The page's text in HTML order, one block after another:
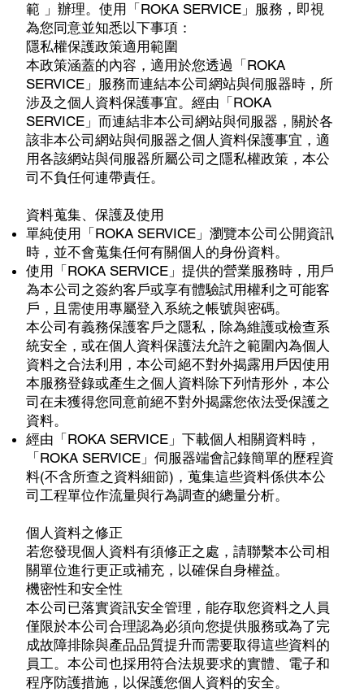
範 」辦理。使用「ROKA SERVICE」服務，即視
為您同意並知悉以下事項：
隱私權保護政策適用範圍
本政策涵蓋的內容，適用於您透過「ROKA
SERVICE」服務而連結本公司網站與伺服器時，所
涉及之個人資料保護事宜。經由「ROKA
SERVICE」而連結非本公司網站與伺服器，關於各
該非本公司網站與伺服器之個人資料保護事宜，適
用各該網站與伺服器所屬公司之隱私權政策，本公
司不負任何連帶責任。
資料蒐集、保護及使用
單純使用「ROKA SERVICE」瀏覽本公司公開資訊
時，並不會蒐集任何有關個人的身份資料。
使用「ROKA SERVICE」提供的營業服務時，用戶
為本公司之簽約客戶或享有體驗試用權利之可能客
戶，且需使用專屬登入系統之帳號與密碼。
本公司有義務保護客戶之隱私，除為維護或檢查系
統安全，或在個人資料保護法允許之範圍內為個人
資料之合法利用，本公司絕不對外揭露用戶因使用
本服務登錄或產生之個人資料除下列情形外，本公
司在未獲得您同意前絕不對外揭露您依法受保護之
資料。
經由「ROKA SERVICE」下載個人相關資料時，
「ROKA SERVICE」伺服器端會記錄簡單的歷程資
料(不含所查之資料細節)，蒐集這些資料係供本公
司工程單位作流量與行為調查的總量分析。
個人資料之修正
若您發現個人資料有須修正之處，請聯繫本公司相
關單位進行更正或補充，以確保自身權益。
機密性和安全性
本公司已落實資訊安全管理，能存取您資料之人員
僅限於本公司合理認為必須向您提供服務或為了完
成故障排除與產品品質提升而需要取得這些資料的
員工。本公司也採用符合法規要求的實體、電子和
程序防護措施，以保護您個人資料的安全。